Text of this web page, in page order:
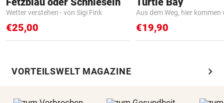
Wetter verstehen - von Sigi Fink
€25,00
Aus dem Weg, hier kommen
€19,90
VORTEILSWELT MAGAZINE chevron_right